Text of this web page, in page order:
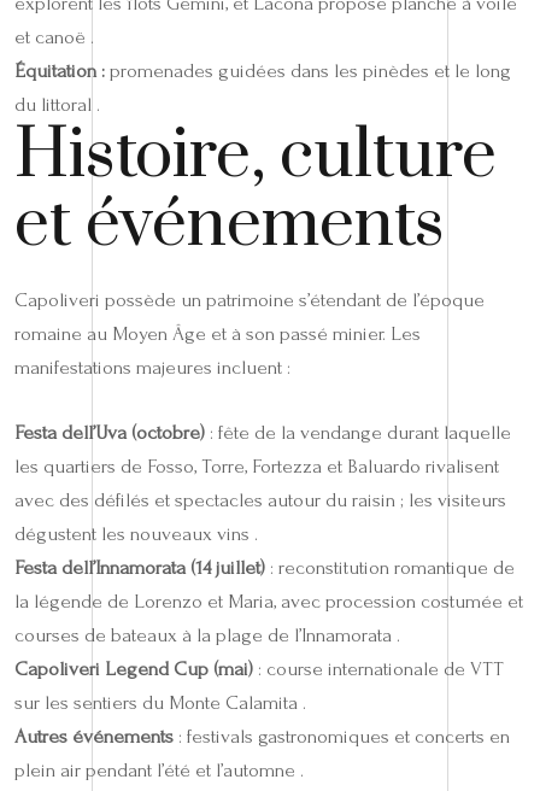
et canoë .
Équitation : promenades guidées dans les pinèdes et le long
du littoral .
Histoire, culture
et événements
Capoliveri possède un patrimoine s’étendant de l’époque
romaine au Moyen Âge et à son passé minier. Les
manifestations majeures incluent :
Festa dell’Uva (octobre) : fête de la vendange durant laquelle
les quartiers de Fosso, Torre, Fortezza et Baluardo rivalisent
avec des défilés et spectacles autour du raisin ; les visiteurs
dégustent les nouveaux vins .
Festa dell’Innamorata (14 juillet) : reconstitution romantique de
la légende de Lorenzo et Maria, avec procession costumée et
courses de bateaux à la plage de l’Innamorata .
Capoliveri Legend Cup (mai) : course internationale de VTT
sur les sentiers du Monte Calamita .
Autres événements : festivals gastronomiques et concerts en
plein air pendant l’été et l’automne .